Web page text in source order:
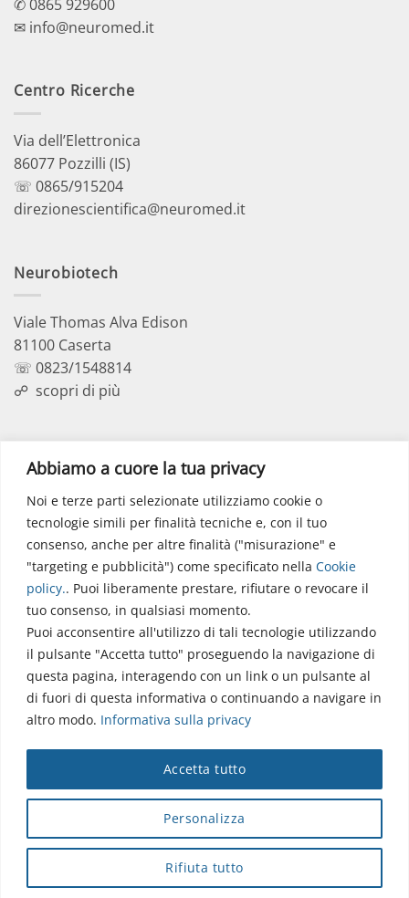
Abbiamo a cuore la tua privacy
Noi e terze parti selezionate utilizziamo cookie o
tecnologie simili per finalità tecniche e, con il tuo
consenso, anche per altre finalità ("misurazione" e
"targeting e pubblicità") come specificato nella Cookie
policy.. Puoi liberamente prestare, rifiutare o revocare il
tuo consenso, in qualsiasi momento.
Puoi acconsentire all'utilizzo di tali tecnologie utilizzando
il pulsante "Accetta tutto" proseguendo la navigazione di
questa pagina, interagendo con un link o un pulsante al
di fuori di questa informativa o continuando a navigare in
altro modo. Informativa sulla privacy
Personalizza
Rifiuta tutto
Accetta tutto
✆ 0865 929600
✉ info@neuromed.it
Centro Ricerche
Via dell’Elettronica
86077 Pozzilli (IS)
☏ 0865/915204
direzionescientifica@neuromed.it
Neurobiotech
Viale Thomas Alva Edison
81100 Caserta
☏ 0823/1548814
☍ scopri di più
Via dell’Elettronica
86077 Pozzilli (IS)
☏ 0865/915407
segreteriapolodidattico@neuromed.it
Copyright © 2026 Istituto Neurologico Mediterraneo
Neuromed S.p.A.
Webmail |Privacy Policy|Privacy|Disclaimer|Accessibilità
Contatti|Credits
Cap. Soc. € 4.040.000 i.v. - Numero REA IS - 18112 - P.IVA/Cod.
Fiscale 00068310945 - neuromed@pec.it